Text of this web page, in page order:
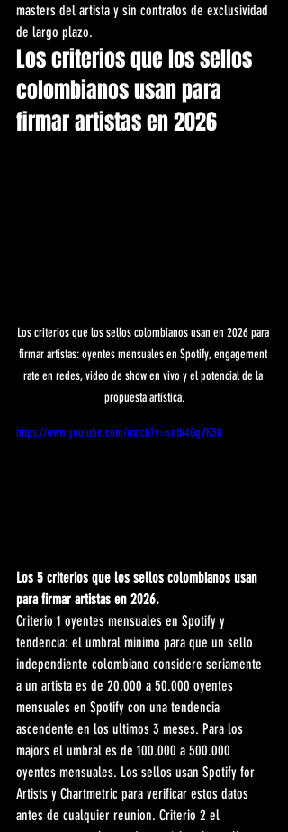
masters del artista y sin contratos de exclusividad
de largo plazo.
Los criterios que los sellos
colombianos usan para
firmar artistas en 2026
Los criterios que los sellos colombianos usan en 2026 para
firmar artistas: oyentes mensuales en Spotify, engagement
rate en redes, video de show en vivo y el potencial de la
propuesta artística.
https://www.youtube.com/watch?v=sntN4GgVK38
Los 5 criterios que los sellos colombianos usan
para firmar artistas en 2026.
Criterio 1 oyentes mensuales en Spotify y
tendencia: el umbral minimo para que un sello
independiente colombiano considere seriamente
a un artista es de 20.000 a 50.000 oyentes
mensuales en Spotify con una tendencia
ascendente en los ultimos 3 meses. Para los
majors el umbral es de 100.000 a 500.000
oyentes mensuales. Los sellos usan Spotify for
Artists y Chartmetric para verificar estos datos
antes de cualquier reunion. Criterio 2 el